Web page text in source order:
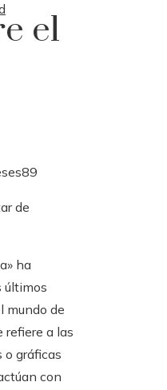
el
89
ha
últimos
mundo de
refiere a las
gráficas
con